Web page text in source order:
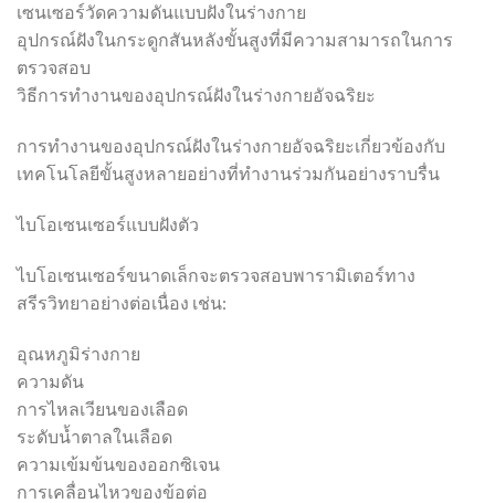
เซนเซอร์วัดความดันแบบฝังในร่างกาย
อุปกรณ์ฝังในกระดูกสันหลังขั้นสูงที่มีความสามารถในการ
ตรวจสอบ
วิธีการทำงานของอุปกรณ์ฝังในร่างกายอัจฉริยะ
การทำงานของอุปกรณ์ฝังในร่างกายอัจฉริยะเกี่ยวข้องกับ
เทคโนโลยีขั้นสูงหลายอย่างที่ทำงานร่วมกันอย่างราบรื่น
ไบโอเซนเซอร์แบบฝังตัว
ไบโอเซนเซอร์ขนาดเล็กจะตรวจสอบพารามิเตอร์ทาง
สรีรวิทยาอย่างต่อเนื่อง เช่น:
อุณหภูมิร่างกาย
ความดัน
การไหลเวียนของเลือด
ระดับน้ำตาลในเลือด
ความเข้มข้นของออกซิเจน
การเคลื่อนไหวของข้อต่อ